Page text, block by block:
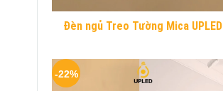
Đèn ngủ Treo Tường Mica UPLED
Hiện Đại
-22%